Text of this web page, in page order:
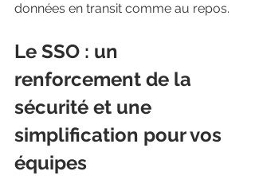
données en transit comme au repos.
Le SSO : un
renforcement de la
sécurité et une
simplification pour vos
équipes